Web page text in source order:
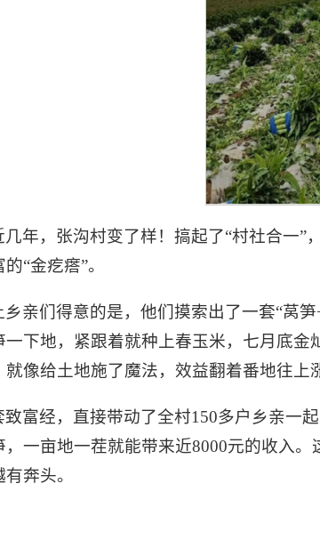
几年，张沟村变了样！搞起了“村社合一
“金疙瘩”。
乡亲们得意的是，他们摸索出了一套“莴
一下地，紧跟着就种上春玉米，七月底
就像给土地施了魔法，效益翻着番地往上
致富经，直接带动了全村150多户乡亲一
，一亩地一茬就能带来近8000元的收入
奔头。